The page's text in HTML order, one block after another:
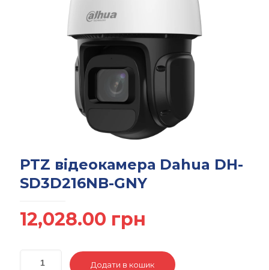
PTZ відеокамера Dahua DH-
SD3D216NB-GNY
12,028.00 грн
Додати в кошик